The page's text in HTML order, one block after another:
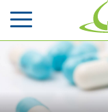
Sắp xếp